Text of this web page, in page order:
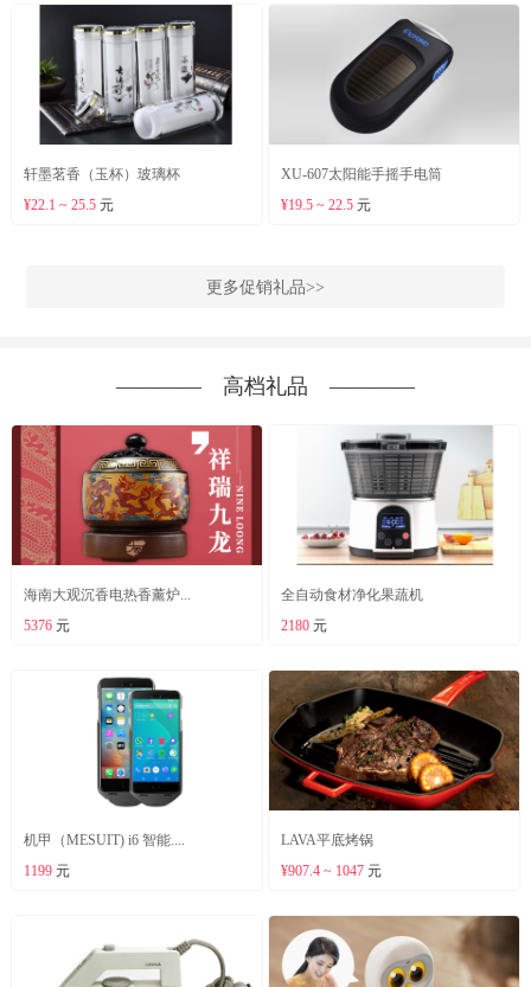
轩墨茗香（玉杯）玻璃杯
¥22.1 ~ 25.5元
XU-607太阳能手摇手电筒
¥19.5 ~ 22.5 元
更多促销礼品>>
―――― 高档礼品 ――――
海南大观沉香电热香薰炉...
5376元
全自动食材净化果蔬机
2180 元
机甲（MESUIT) i6 智能....
1199元
LAVA平底烤锅
¥907.4 ~ 1047 元